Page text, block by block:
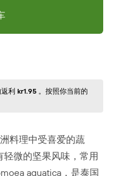
利 kr1.95 。按照你当前的
料理中受喜爱的蔬
微的坚果风味，常用
aquatica，是泰国